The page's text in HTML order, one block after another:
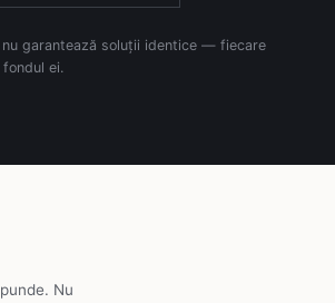
garantează soluții identice — fiecare
ei.
Nu